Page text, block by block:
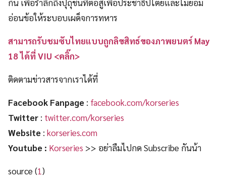
กัน เพื่อรำลึกถึงปุถุชนที่ต่อสู้เพื่อประชาธิปไตยและไม่ยอม
อ่อนข้อให้ระบอบเผด็จการทหาร
สามารถรับชมซับไทยแบบถูกลิขสิทธ์ของภาพยนตร์ May
18 ได้ที่ VIU <คลิ๊ก>
ติดตามข่าวสารจากเราได้ที่
Facebook Fanpage : facebook.com/korseries
Twitter : twitter.com/korseries
Website : korseries.com
Youtube : Korseries >> อย่าลืมไปกด Subscribe กันน้า
source (1)